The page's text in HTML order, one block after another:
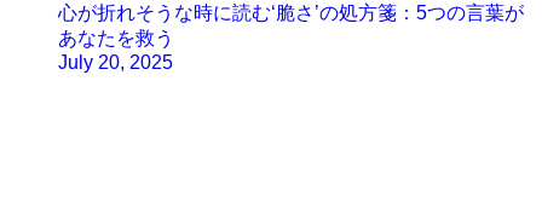
心が折れそうな時に読む‘脆さ’の処方箋：5つの言葉が
あなたを救う
July 20, 2025